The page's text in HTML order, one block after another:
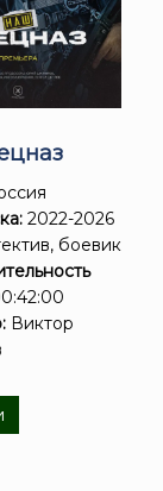
2022-2026
боевик
Виктор